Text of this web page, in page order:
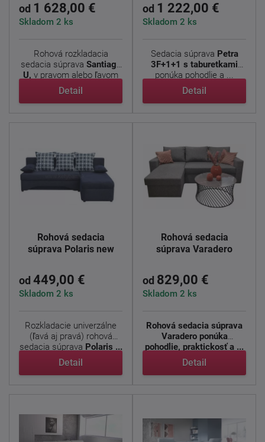
od 1 628,00 €
Skladom 2 ks
Rohová rozkladacia
sedacia súprava Santiago
U, v pravom alebo ľavom
...
Detail
od 1 222,00 €
Skladom 2 ks
Sedacia súprava Petra
3F+1+1 s taburetkami
ponúka pohodlie a ...
Detail
Rohová sedacia
súprava Polaris new
od 449,00 €
Skladom 2 ks
Rozkladacie univerzálne
(ľavá aj pravá) rohová
sedacia súprava Polaris ...
Detail
Rohová sedacia
súprava Varadero
od 829,00 €
Skladom 2 ks
Rohová sedacia súprava
Varadero ponúka
pohodlie, praktickosť a ...
Detail